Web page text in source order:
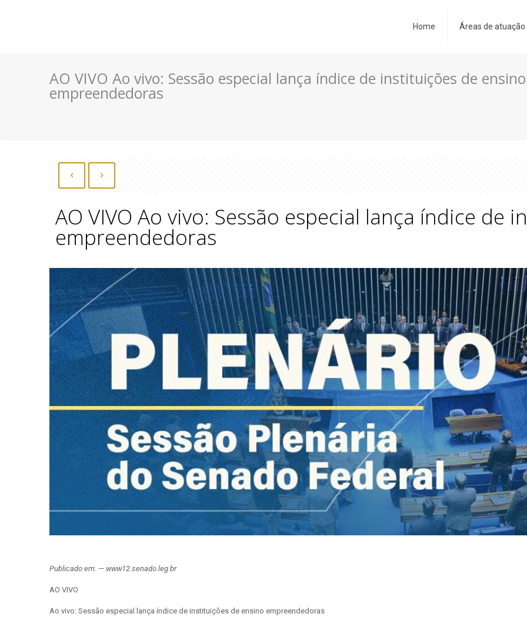
Home Áreas de atuação
AO VIVO Ao vivo: Sessão especial lança índice de instituições de ensino
empreendedoras
AO VIVO Ao vivo: Sessão especial lança índice de
empreendedoras
Publicado em: — www12.senado.leg.br
AO VIVO
Ao vivo: Sessão especial lança índice de instituições de ensino empreendedoras